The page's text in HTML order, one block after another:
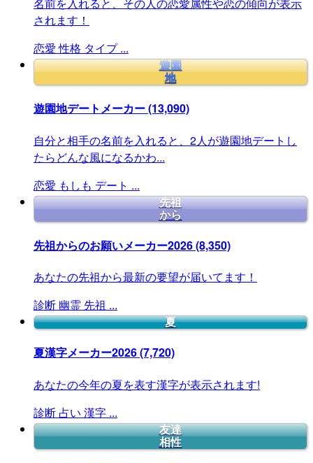
されます！
恋愛 性格 タイプ ...
遊園
地
遊園地デートメーカー(13,090)
自分と相手の名前を入れると、2人が遊園地デートし
たらどんな風になるかわ...
恋愛 もしも デート ...
先祖
から
先祖からのお願いメーカー2026(8,350)
あなたの先祖から最新の要望が届いてます！
診断 幽霊 先祖 ...
夏
夏漢字メーカー2026(7,720)
あなたの今年の夏を表す漢字が表示されます!
診断 占い 漢字 ...
友達
相性